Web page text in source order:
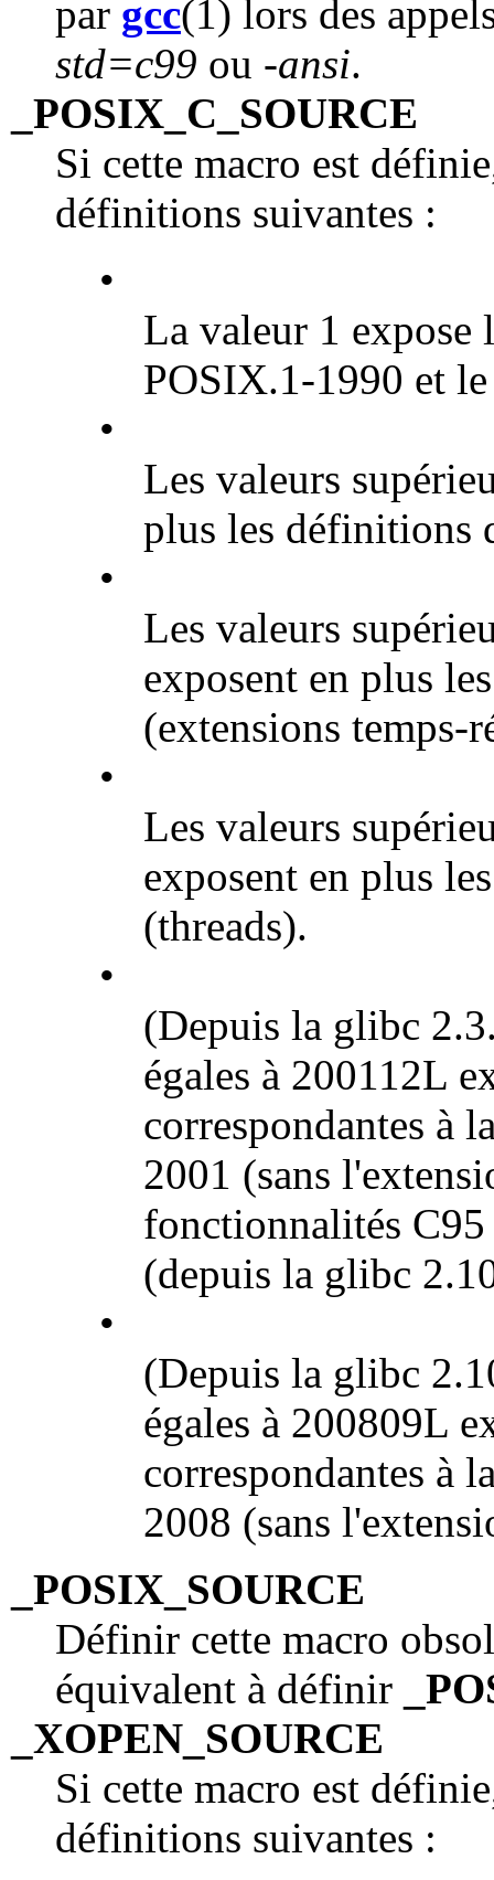
par gcc(1) lors des
std=c99 ou -ansi.
_POSIX_C_SOURCE
Si cette macro est
définitions suivantes :
•
La valeur 1 expose
POSIX.1-1990 et
•
Les valeurs
plus les définitions
•
Les valeurs
exposent en plus
(extensions temps-
•
Les valeurs
exposent en plus
(threads).
•
(Depuis la glibc
égales à 200112L
correspondantes à
2001 (sans
fonctionnalités
(depuis la glibc
•
(Depuis la glibc
égales à 200809L
correspondantes à
2008 (sans
_POSIX_SOURCE
Définir cette macro
équivalent à définir
_XOPEN_SOURCE
Si cette macro est
définitions suivantes :